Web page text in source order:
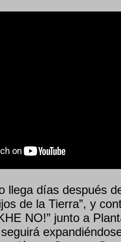
llega días después
de la Tierra”, y
NO!” junto a